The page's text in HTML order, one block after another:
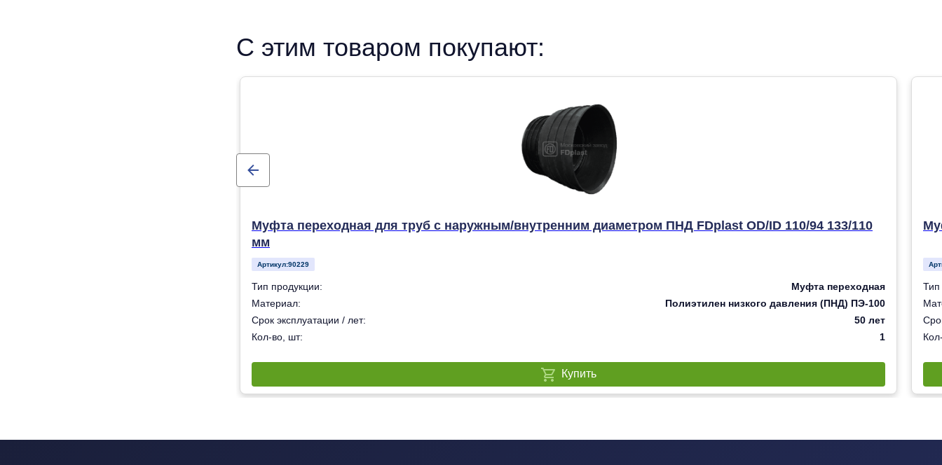
С этим товаром покупают:
Муфта переходная для труб с наружным/внутренним диаметром ПНД FDplast OD/ID 110/94 133/110
мм
Артикул:90229
Тип продукции:
Муфта переходная
Материал:
Полиэтилен низкого давления (ПНД) ПЭ-100
Срок эксплуатации / лет:
50 лет
Кол-во, шт:
1
Купить
Тип